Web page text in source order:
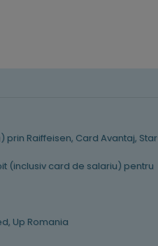
Raiffeisen, Card Avantaj, Star
(inclusiv card de salariu) pentru
Up Romania